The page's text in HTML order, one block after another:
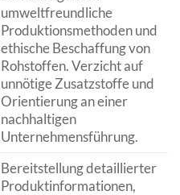
umweltfreundliche
Produktionsmethoden und
ethische Beschaffung von
Rohstoffen. Verzicht auf
unnötige Zusatzstoffe und
Orientierung an einer
nachhaltigen
Unternehmensführung.
Bereitstellung detaillierter
Produktinformationen,